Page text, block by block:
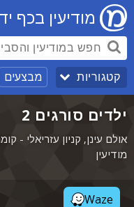
מודיעין בכף
קטגוריות מבצעים
ילדים סורגים 2
מודיעין
Waze